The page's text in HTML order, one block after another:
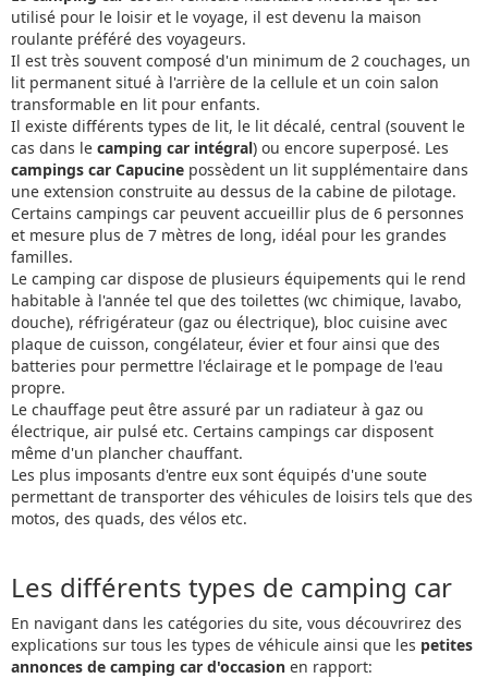
utilisé pour le loisir et le voyage, il est devenu la maison
roulante préféré des voyageurs.
Il est très souvent composé d'un minimum de 2 couchages, un
lit permanent situé à l'arrière de la cellule et un coin salon
transformable en lit pour enfants.
Il existe différents types de lit, le lit décalé, central (souvent le
cas dans le camping car intégral) ou encore superposé. Les
campings car Capucine possèdent un lit supplémentaire dans
une extension construite au dessus de la cabine de pilotage.
Certains campings car peuvent accueillir plus de 6 personnes
et mesure plus de 7 mètres de long, idéal pour les grandes
familles.
Le camping car dispose de plusieurs équipements qui le rend
habitable à l'année tel que des toilettes (wc chimique, lavabo,
douche), réfrigérateur (gaz ou électrique), bloc cuisine avec
plaque de cuisson, congélateur, évier et four ainsi que des
batteries pour permettre l'éclairage et le pompage de l'eau
propre.
Le chauffage peut être assuré par un radiateur à gaz ou
électrique, air pulsé etc. Certains campings car disposent
même d'un plancher chauffant.
Les plus imposants d'entre eux sont équipés d'une soute
permettant de transporter des véhicules de loisirs tels que des
motos, des quads, des vélos etc.
Les différents types de camping car
En navigant dans les catégories du site, vous découvrirez des
explications sur tous les types de véhicule ainsi que les petites
annonces de camping car d'occasion en rapport: